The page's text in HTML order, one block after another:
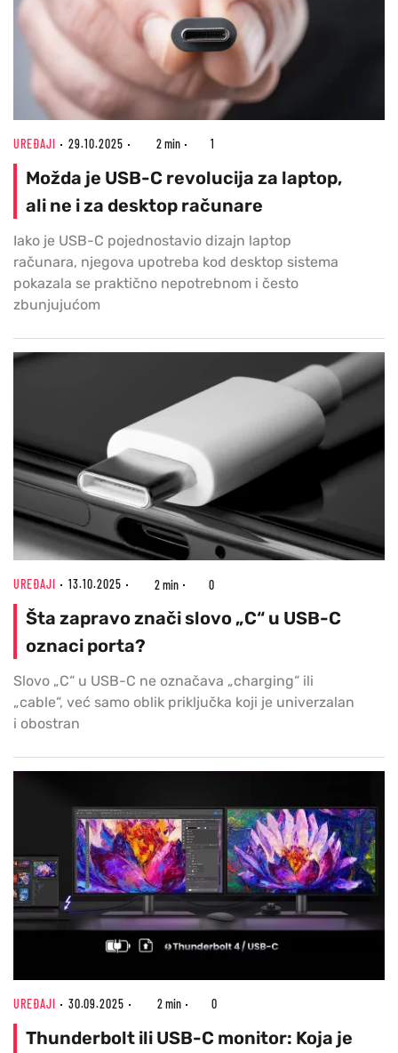
UREĐAJI 29.10.2025 2 min 1
Možda je USB-C revolucija za laptop,
ali ne i za desktop računare
Iako je USB-C pojednostavio dizajn laptop
računara, njegova upotreba kod desktop sistema
pokazala se praktično nepotrebnom i često
zbunjujućom
UREĐAJI 13.10.2025 2 min 0
Šta zapravo znači slovo „C“ u USB-C
oznaci porta?
Slovo „C“ u USB-C ne označava „charging“ ili
„cable“, već samo oblik priključka koji je univerzalan
i obostran
UREĐAJI 30.09.2025 2 min 0
Thunderbolt ili USB-C monitor: Koja je